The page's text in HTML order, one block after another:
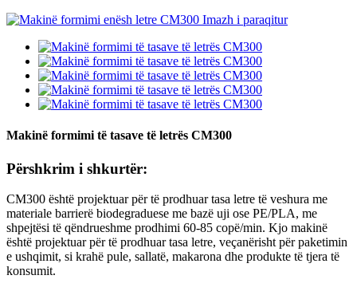
Makinë formimi të tasave të letrës CM300
Përshkrim i shkurtër:
CM300 është projektuar për të prodhuar tasa letre të veshura me
materiale barrierë biodegraduese me bazë uji ose PE/PLA, me
shpejtësi të qëndrueshme prodhimi 60-85 copë/min. Kjo makinë
është projektuar për të prodhuar tasa letre, veçanërisht për paketimin
e ushqimit, si krahë pule, sallatë, makarona dhe produkte të tjera të
konsumit.